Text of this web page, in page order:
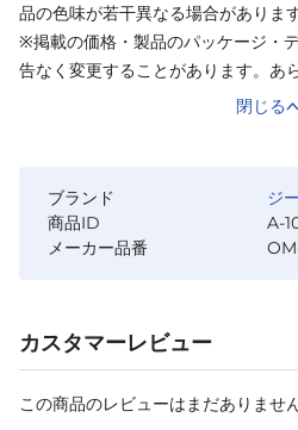
品の色味が若干異なる場合があります
※掲載の価格・製品のパッケージ・
告なく変更することがあります。あ
閉じる
ブランド
ジ
商品ID
A-
メーカー品番
カスタマーレビュー
この商品のレビューはまだありません